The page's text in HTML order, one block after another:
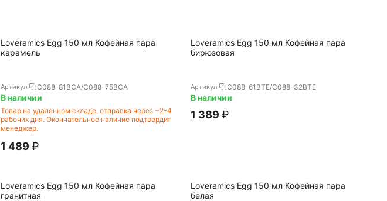
Loveramics Egg 150 мл Кофейная пара
карамель
Артикул: C088-81BCA/C088-75BCA
В наличии
Товар на удаленном складе, отправка через ~2-4
рабочих дня. Окончательное наличие подтвердит
менеджер.
1 489 ₽
Loveramics Egg 150 мл Кофейная пара
бирюзовая
Артикул: C088-61BTE/C088-32BTE
В наличии
1 389 ₽
Loveramics Egg 150 мл Кофейная пара
гранитная
Loveramics Egg 150 мл Кофейная пара
белая